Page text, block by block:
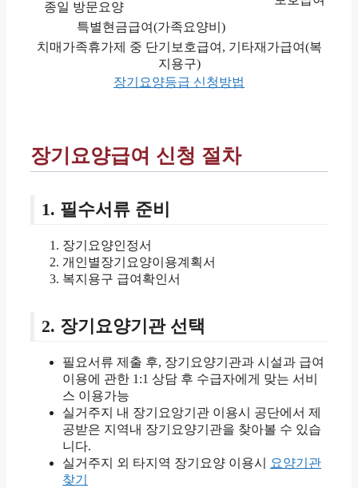
종일 방문요양
특별현금급여(가족요양비)
치매가족휴가제 중 단기보호급여, 기타재가급여(복
지용구)
장기요양등급 신청방법
장기요양급여 신청 절차
1. 필수서류 준비
장기요양인정서
개인별장기요양이용계획서
복지용구 급여확인서
2. 장기요양기관 선택
필요서류 제출 후, 장기요양기관과 시설과 급여
이용에 관한 1:1 상담 후 수급자에게 맞는 서비
스 이용가능
실거주지 내 장기요앙기관 이용시 공단에서 제
공받은 지역내 장기요양기관을 찾아볼 수 있습
니다.
실거주지 외 타지역 장기요양 이용시
요양기관
찾기